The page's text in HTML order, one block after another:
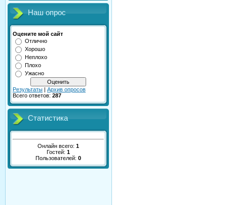
Наш опрос
Оцените мой сайт
Отлично
Хорошо
Неплохо
Плохо
Ужасно
Результаты | Архив опросов
Всего ответов: 287
Статистика
Онлайн всего: 1
Гостей: 1
Пользователей: 0